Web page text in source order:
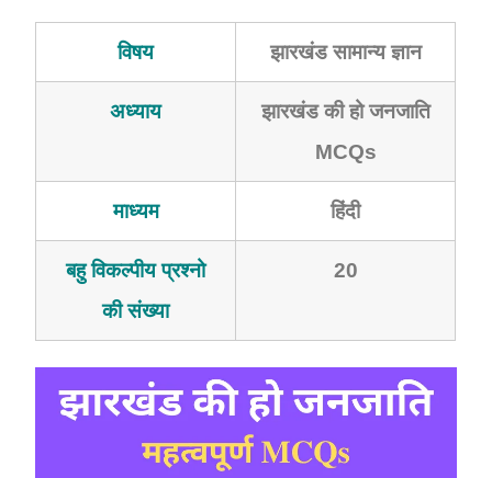
विषय झारखंड सामान्य ज्ञान
अध्याय
झारखंड की हो जनजाति
MCQs
माध्यम हिंदी
बहु विकल्पीय प्रश्नो
की संख्या
20